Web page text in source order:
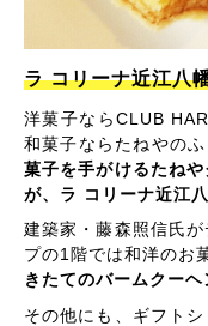
ラ コリーナ近江八
洋菓子ならCLUB
和菓子ならたねやの
菓子を手がけるたね
が、ラ コリーナ近江
建築家・藤森照信氏
プの1階では和洋のお
きたてのバームクーヘ
その他にも、ギフト